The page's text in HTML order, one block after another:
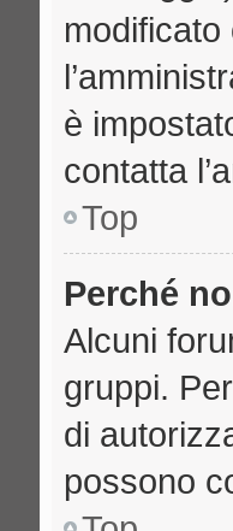
è
contatta
Top
Perché
Alcuni
gruppi.
di
possono